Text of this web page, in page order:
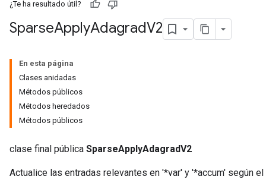
¿Te ha resultado útil?
SparseApplyAdagradV2
En esta página
Clases anidadas
Métodos públicos
Métodos heredados
Métodos públicos
clase final pública SparseApplyAdagradV2
Actualice las entradas relevantes en '*var' y '*accum' según el